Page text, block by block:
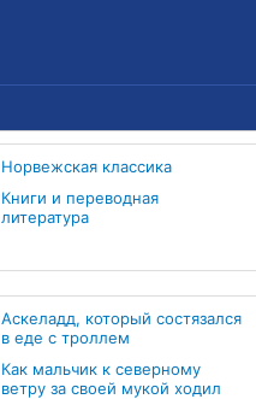
Норвежская классика
Книги и переводная
литература
Аскеладд, который состязался
в еде с троллем
Как мальчик к северному
ветру за своей мукой ходил